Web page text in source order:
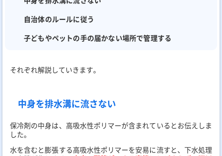
自治体のルールに従う
子どもやペットの手の届かない場所で管理する
それぞれ解説していきます。
中身を排水溝に流さない
保冷剤の中身は、高吸水性ポリマーが含まれているとお伝えしま
した。
水を含むと膨張する高吸水性ポリマーを安易に流すと、下水処理